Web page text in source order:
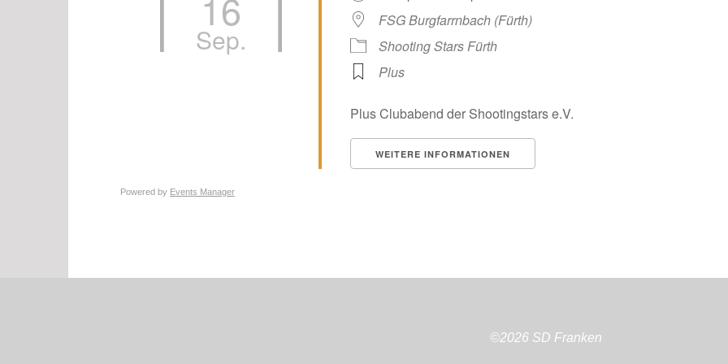
Sep.
FSG Burgfarrnbach (Fürth)
Shooting Stars Fürth
Plus
Plus Clubabend der Shootingstars e.V.
WEITERE INFORMATIONEN
Powered by Events Manager
©2026 SD Franken